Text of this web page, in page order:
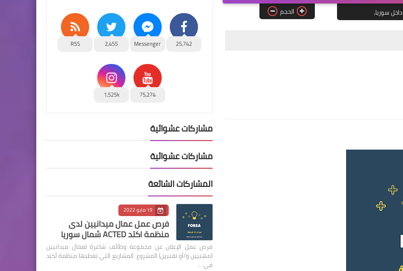
داخل سوريا، الحجم
25,742
Messenger
2,455
RSS
75,274
1,525k
مشاركات عشوائية
مشاركات عشوائية
المشاركات الشائعة
19 مايو 2022
فرص عمل عمال ميدانيين لدى
منظمة اكتد ACTED شمال سوريا
فرص عمل الإعلان عن مجموعة وظائف شاغرة لعمال ميدانيين
(مهنيين و/أو تقنيين) المشروع: المشاريع التي تغطيها منظمة أكتد
في …